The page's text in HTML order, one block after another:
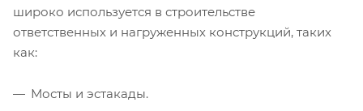
широко используется в строительстве
ответственных и нагруженных конструкций, таких
как:
Мосты и эстакады.